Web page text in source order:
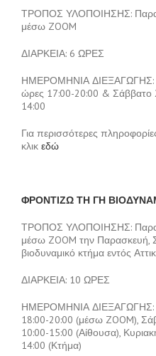
ΤΡΟΠΟΣ ΥΛΟΠΟΙΗΣΗΣ:
μέσω ZOOM
ΔΙΑΡΚΕΙΑ: 6 ΩΡΕΣ
ΗΜΕΡΟΜΗΝΙΑ ΔΙΕΞΑΓΩΓΗΣ:
ώρες 17:00-20:00 & Σάββατο
14:00
Για περισσότερες
κλικ εδώ
ΦΡΟΝΤΙΖΩ ΤΗ ΓΗ
ΤΡΟΠΟΣ ΥΛΟΠΟΙΗΣΗΣ:
μέσω ZOOM την Παρασκευή,
βιοδυναμικό κτήμα εντός
ΔΙΑΡΚΕΙΑ: 10 ΩΡΕΣ
ΗΜΕΡΟΜΗΝΙΑ ΔΙΕΞΑΓΩΓΗΣ:
18:00-20:00 (μέσω ZOOM),
10:00-15:00 (Αίθουσα),
14:00 (Κτήμα)